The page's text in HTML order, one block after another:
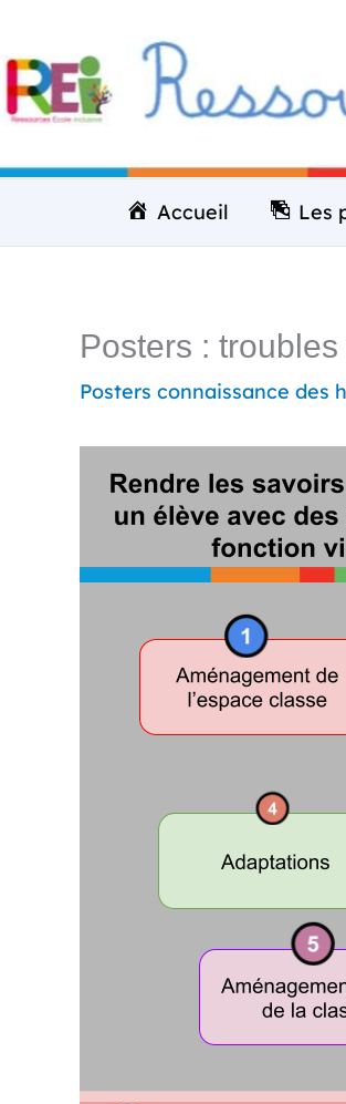
au
contenu
Accueil Les
Posters :
Posters connaissance des